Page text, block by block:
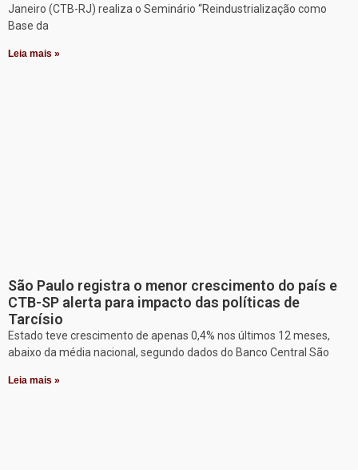
Janeiro (CTB-RJ) realiza o Seminário “Reindustrialização como
Base da
Leia mais »
São Paulo registra o menor crescimento do país e
CTB-SP alerta para impacto das políticas de
Tarcísio
Estado teve crescimento de apenas 0,4% nos últimos 12 meses,
abaixo da média nacional, segundo dados do Banco Central São
Leia mais »